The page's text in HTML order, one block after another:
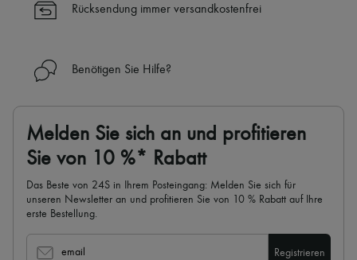
Rücksendung immer versandkostenfrei
Benötigen Sie Hilfe?
Melden Sie sich an und profitieren
Sie von 10 %* Rabatt
Das Beste von 24S in Ihrem Posteingang: Melden Sie sich für
unseren Newsletter an und profitieren Sie von 10 % Rabatt auf Ihre
erste Bestellung.
email Registrieren